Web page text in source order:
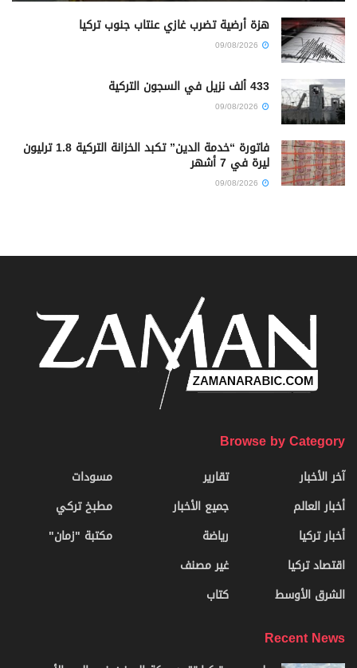
هزة أرضية تضرب غازي عنتاب جنوب تركيا
433 ألف نزيل في السجون التركية
فاتورة “خدمة الدين” تكبد الخزانة التركية 1.8 ترليون
ليرة في 7 أشهر
Browse by Category
آخر الأخبار
أخبار العالم
أخبار تركيا
اقتصاد تركيا
الشرق الأوسط
تقارير
جميع الأخبار
رياضة
غير مصنف
كتاب
مسودات
مطبخ تركي
مكتبة "زمان"
Recent News